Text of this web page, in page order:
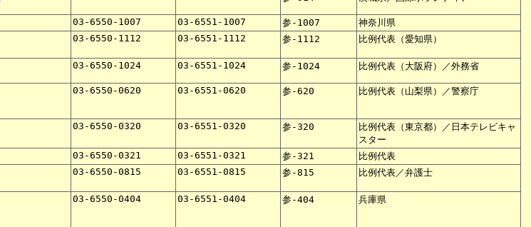
03-6550-1007 03-6551-1007 参-1007
神奈川県
03-6550-1112 03-6551-1112 参-1112 比例代表（愛知県）
03-6550-1024 03-6551-1024 参-1024 比例代表（大阪府）／外務省
03-6550-0620 03-6551-0620 参-620 比例代表（山梨県）／警察庁
03-6550-0320 03-6551-0320 参-320
比例代表（東京都）／日本テレビキャ
スター
03-6550-0321 03-6551-0321 参-321
比例代表
03-6550-0815 03-6551-0815 参-815 比例代表／弁護士
03-6550-0404 03-6551-0404 参-404 兵庫県